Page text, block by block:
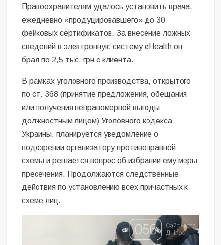
Правоохранителям удалось установить врача,
ежедневно «продуцировавшего» до 30
фейковых сертификатов. За внесение ложных
сведений в электронную систему eHealth он
брал по 2,5 тыс. грн с клиента.
В рамках уголовного производства, открытого
по ст. 368 (принятие предложения, обещания
или получения неправомерной выгоды
должностным лицом) Уголовного кодекса
Украины, планируется уведомление о
подозрении организатору противоправной
схемы и решается вопрос об избрании ему меры
пресечения. Продолжаются следственные
действия по установлению всех причастных к
схеме лиц.